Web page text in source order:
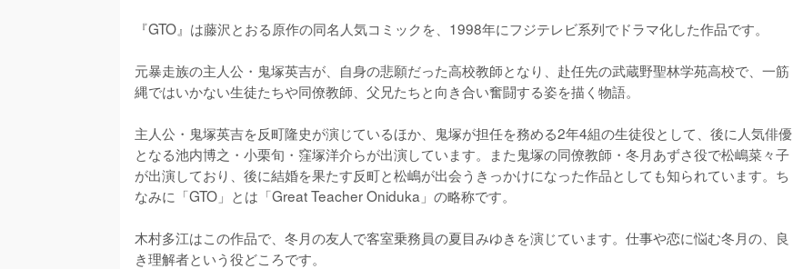
『GTO』は藤沢とおる原作の同名人気コミックを、1998年にフジテレビ系列でドラマ化した作品です。
元暴走族の主人公・鬼塚英吉が、自身の悲願だった高校教師となり、赴任先の武蔵野聖林学苑高校で、一筋
縄ではいかない生徒たちや同僚教師、父兄たちと向き合い奮闘する姿を描く物語。
主人公・鬼塚英吉を反町隆史が演じているほか、鬼塚が担任を務める2年4組の生徒役として、後に人気俳優
となる池内博之・小栗旬・窪塚洋介らが出演しています。また鬼塚の同僚教師・冬月あずさ役で松嶋菜々子
が出演しており、後に結婚を果たす反町と松嶋が出会うきっかけになった作品としても知られています。ち
なみに「GTO」とは「Great Teacher Oniduka」の略称です。
木村多江はこの作品で、冬月の友人で客室乗務員の夏目みゆきを演じています。仕事や恋に悩む冬月の、良
き理解者という役どころです。